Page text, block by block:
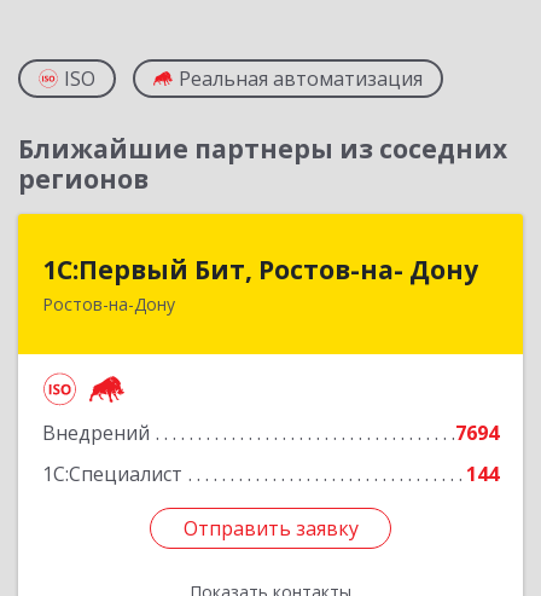
ISO Реальная автоматизация
Ближайшие партнеры из соседних
регионов
1С:Первый Бит, Ростов-на- Дону
Ростов-на-Дону
Внедрений
7694
1С:Специалист
144
Отправить заявку
1С:Первый Бит, Ростов-на- Дону
344091, Ростовская обл, Ростов-на-Дону г,
Отправить заявку